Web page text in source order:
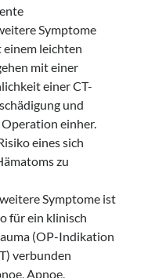
Symptome
einem leichten
mit einer
einer CT-
und
einher.
eines sich
zu
Symptome ist
für ein klinisch
(OP-Indikation
verbunden
Apnoe,